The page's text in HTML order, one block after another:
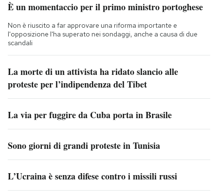
È un momentaccio per il primo ministro portoghese
Non è riuscito a far approvare una riforma importante e
l'opposizione l'ha superato nei sondaggi, anche a causa di due
scandali
La morte di un attivista ha ridato slancio alle
proteste per l’indipendenza del Tibet
La via per fuggire da Cuba porta in Brasile
Sono giorni di grandi proteste in Tunisia
L’Ucraina è senza difese contro i missili russi